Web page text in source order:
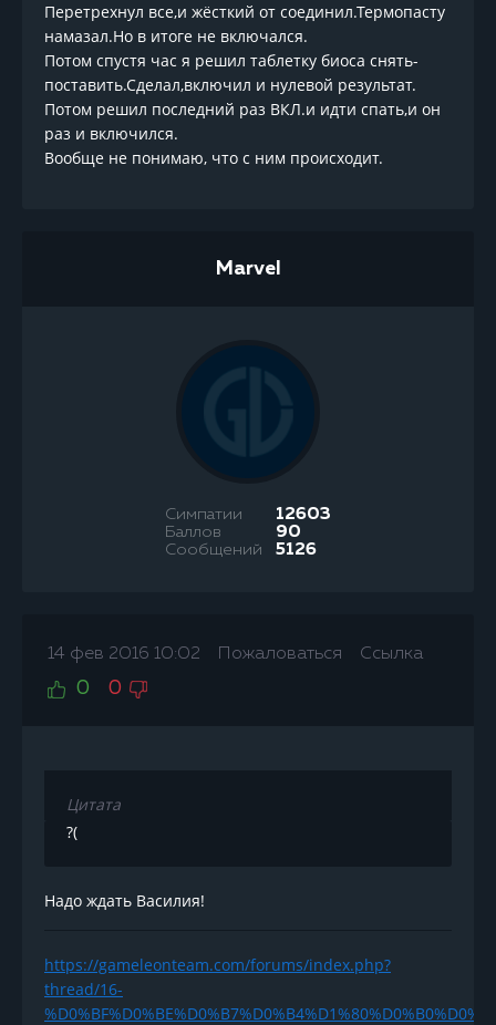
Перетрехнул все,и жёсткий от соединил.Термопасту
намазал.Но в итоге не включался.
Потом спустя час я решил таблетку биоса снять-
поставить.Сделал,включил и нулевой результат.
Потом решил последний раз ВКЛ.и идти спать,и он
раз и включился.
Вообще не понимаю, что с ним происходит.
Marvel
Симпатии 12603
Баллов 90
Сообщений 5126
14 фев 2016 10:02 Пожаловаться Ссылка
0 0
Цитата
?(
Надо ждать Василия!
https://gameleonteam.com/forums/index.php?
thread/16-